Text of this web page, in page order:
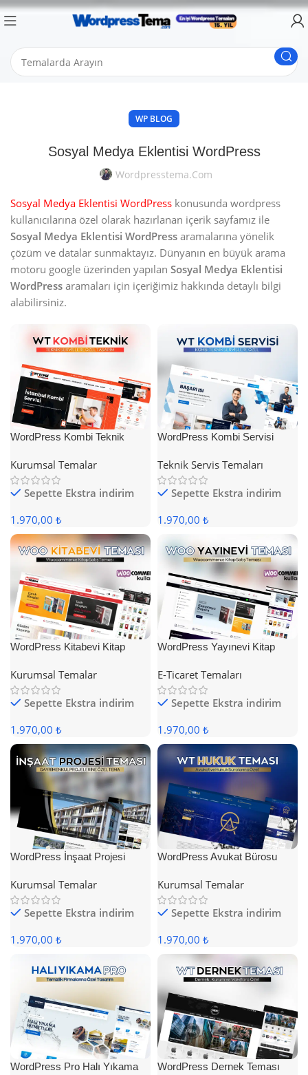
WP BLOG
Sosyal Medya Eklentisi WordPress
Wordpresstema.com
Sosyal Medya Eklentisi WordPress konusunda wordpress
kullanıcılarına özel olarak hazırlanan içerik sayfamız ile
Sosyal Medya Eklentisi WordPress aramalarına yönelik
çözüm ve datalar sunmaktayız. Dünyanın en büyük arama
motoru google üzerinden yapılan Sosyal Medya Eklentisi
WordPress aramaları için içeriğimiz hakkında detaylı bilgi
alabilirsiniz.
WordPress Kombi Teknik
Kurumsal Temalar
Sepette Ekstra indirim
1.970,00 ₺
WordPress Kombi Servisi
Teknik Servis Temaları
Sepette Ekstra indirim
1.970,00 ₺
WordPress Kitabevi Kitap
Kurumsal Temalar
Sepette Ekstra indirim
1.970,00 ₺
WordPress Yayınevi Kitap
E-Ticaret Temaları
Sepette Ekstra indirim
1.970,00 ₺
WordPress İnşaat Projesi
Kurumsal Temalar
Sepette Ekstra indirim
1.970,00 ₺
WordPress Avukat Bürosu
Kurumsal Temalar
Sepette Ekstra indirim
1.970,00 ₺
WordPress Pro Halı Yıkama
WordPress Dernek Teması